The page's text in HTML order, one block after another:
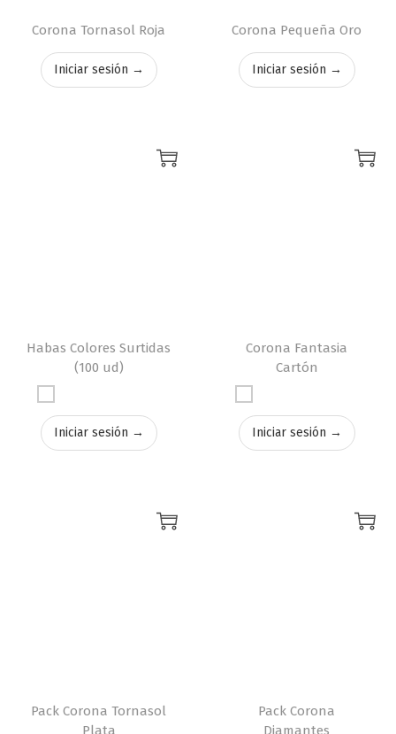
Corona Tornasol Roja
Iniciar sesión →
Corona Pequeña Oro
Iniciar sesión →
Habas Colores Surtidas
(100 ud)
Iniciar sesión →
Corona Fantasia
Cartón
Iniciar sesión →
Pack Corona Tornasol
Plata
Pack Corona
Diamantes